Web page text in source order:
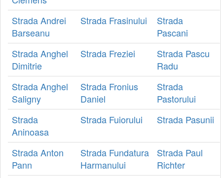
Strada Andrei
Barseanu
Strada Frasinului
Strada
Pascani
Strada Anghel
Dimitrie
Strada Freziei
Strada Pascu
Radu
Strada Anghel
Saligny
Strada Fronius
Daniel
Strada
Pastorului
Strada
Aninoasa
Strada Fuiorului Strada Pasunii
Strada Anton
Pann
Strada Fundatura
Harmanului
Strada Paul
Richter